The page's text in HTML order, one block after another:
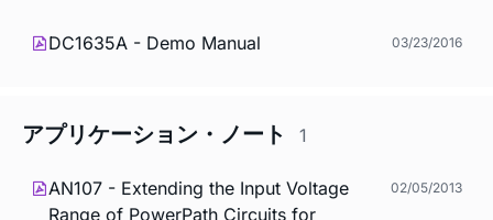
DC1635A - Demo Manual 03/23/2016
アプリケーション・ノート 1
AN107 - Extending the Input Voltage
Range of PowerPath Circuits for
02/05/2013